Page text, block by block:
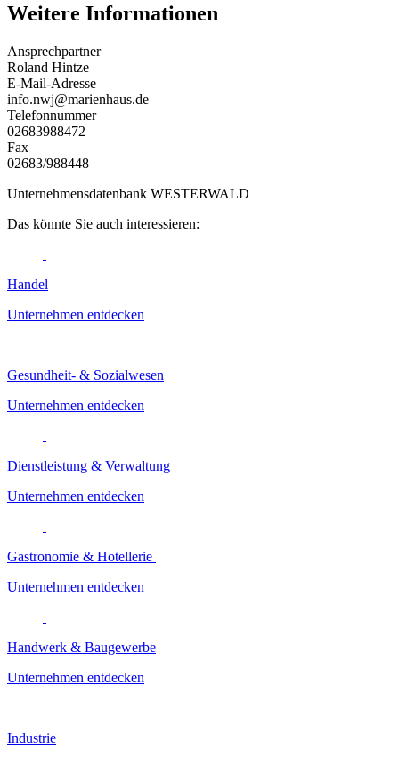
Weitere Informationen
Ansprechpartner
Roland Hintze
E-Mail-Adresse
info.nwj@marienhaus.de
Telefonnummer
02683988472
Fax
02683/988448
Unternehmensdatenbank WESTERWALD
Das könnte Sie auch interessieren:
Handel
Unternehmen entdecken
Gesundheit- & Sozialwesen
Unternehmen entdecken
Dienstleistung & Verwaltung
Unternehmen entdecken
Gastronomie & Hotellerie
Unternehmen entdecken
Handwerk & Baugewerbe
Unternehmen entdecken
Industrie